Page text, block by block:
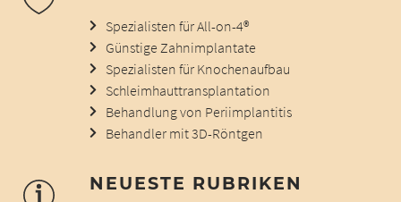
Spezialisten für All-on-4®
Günstige Zahnimplantate
Spezialisten für Knochenaufbau
Schleimhauttransplantation
Behandlung von Periimplantitis
Behandler mit 3D-Röntgen
NEUESTE RUBRIKEN